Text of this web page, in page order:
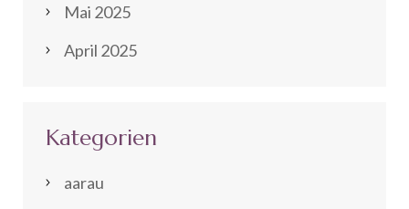
Mai 2025
April 2025
Kategorien
aarau